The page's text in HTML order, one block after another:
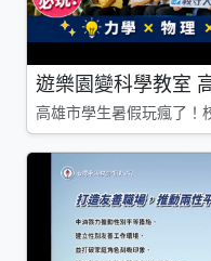
遊樂園變科學教室
高雄市學生暑假玩瘋了！